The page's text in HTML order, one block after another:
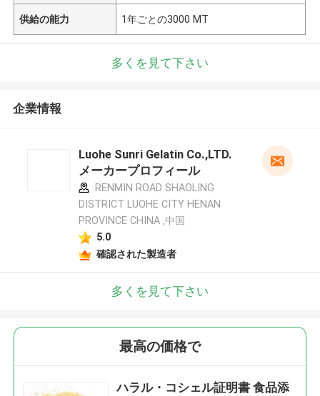
供給の能力 1年ごとの3000 MT
多くを見て下さい
企業情報
Luohe Sunri Gelatin Co.,LTD.
メーカープロフィール
RENMIN ROAD SHAOLING
DISTRICT LUOHE CITY HENAN
PROVINCE CHINA ,中国
5.0
確認された製造者
多くを見て下さい
最高の価格で
ハラル・コシェル証明書 食品添